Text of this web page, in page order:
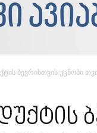
ბევრისთვის უცნობი